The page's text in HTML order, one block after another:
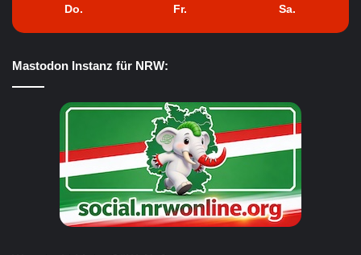
Do. Fr. Sa.
Mastodon Instanz für NRW: